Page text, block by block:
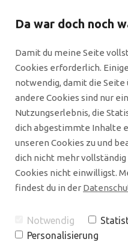
Du hast nicht auf den
du sucht? Dann
direkt hier. Am
kannst du mich auch
über einen meiner
Da war doch noch
Damit du meine Seite
Cookies erforderlich.
notwendig, damit die
andere Cookies sind nur
Nutzungserlebnis, die
dich abgestimmte Inhalte
unseren Cookies zu und
dich nicht mehr
Cookies nicht einwilligst.
findest du in der
Notwendig
Personalisierung